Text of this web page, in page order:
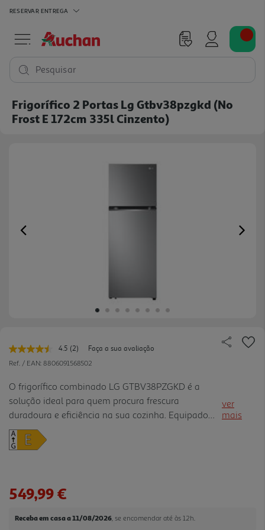
RESERVAR ENTREGA
Pesquisar
Frigorífico 2 Portas Lg Gtbv38pzgkd (no
Frost E 172cm 335l Cinzento)
Previous
4.5 Leu
2
Link
para
a
mesma
página.
(2)
Faça a sua avaliação
Ref. / EAN: 8806091568502
O frigorífico combinado LG GTBV38PZGKD é a
solução ideal para quem procura frescura
duradoura e eficiência na sua cozinha. Equipado
com as tecnologias NatureFRESHT, como
LINEARCoolingT e DoorCooling+T, este aparelho
os itens na porta de forma mais rápida, enquanto a
gaveta especializada Fresh 0 Zone cria o ambiente
ver
mais
549,99 €
Receba em casa a 11/08/2026 , se encomendar até às 12h.